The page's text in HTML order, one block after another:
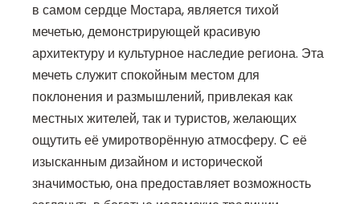
в самом сердце Мостара, является тихой
мечетью, демонстрирующей красивую
архитектуру и культурное наследие региона. Эта
мечеть служит спокойным местом для
поклонения и размышлений, привлекая как
местных жителей, так и туристов, желающих
ощутить её умиротворённую атмосферу. С её
изысканным дизайном и исторической
значимостью, она предоставляет возможность